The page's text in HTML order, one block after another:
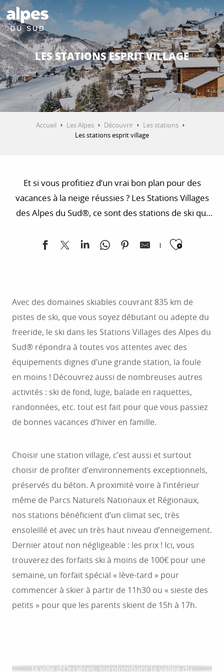
Aller
au
contenu
principal
DÉCOUVRIR
QUE FAIRE ?
SÉJOURNER
LES STATIONS ESPRIT VILLAGE
Accueil Les Alpes Découvrir
Les stations
Les stations esprit village
Et si vous profitiez d’un vrai bon plan pour des
vacances à la neige réussies ? Les Stations Villages
des Alpes du Sud®, ce sont des stations de ski qui
montagne pour vous proposer des séjours
Avec des domaines skiables couvrant 835 km de
pistes de ski, que vous soyez débutant ou adepte du
freeride, le ski dans les Stations Villages des Alpes du
Sud® répondra à toutes vos attentes avec des
équipements dignes d’une grande station, la foule
en moins ! Découvrez aussi de nombreuses autres
activités : ski de fond, luge, balade en raquettes,
randonnées, etc. tout est fait pour que vous passiez
de bonnes vacances d’hiver en famille.
Choisir une station village, c’est aussi et surtout
choisir de profiter d’environnements exceptionnels,
préservés du béton. A proximité voire à l’intérieur
même de Parcs Naturels Nationaux et Régionaux,
nos stations bénéficient d’un climat sec, très
ensoleillé et avec un très haut niveau d’enneigement.
Dernier atout non négligeable : les prix ! Ici, vous
trouverez des forfaits ski à moins de 100€ pour une
semaine, un forfait spécial « lève-tard » pour
commencer à skier à partir de 11h30 ou « sieste des
petits » pour que les parents skient de 15h à 17h.
la ville d’Orcières, surplombant la vallée du
La station village de Val Pelens est située sur la
DANS LE CHAMPSAUR
LA STATION DE CEILLAC : SKI ET ACTIVITÉS